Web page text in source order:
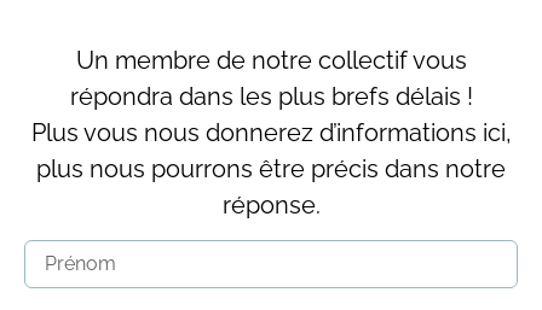
Un membre de notre collectif vous
répondra dans les plus brefs délais !
Plus vous nous donnerez d’informations ici,
plus nous pourrons être précis dans notre
réponse.